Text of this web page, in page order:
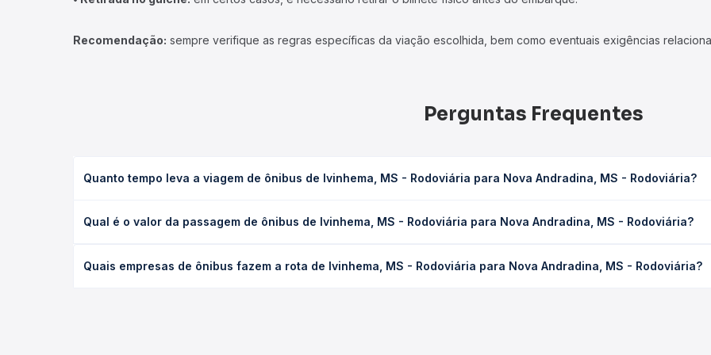
Recomendação: sempre verifique as regras específicas da viação escolhida, bem como eventuais exigências
Perguntas Frequentes
Quanto tempo leva a viagem de ônibus de Ivinhema, MS - Rodoviária para Nova Andradina, MS - Rodoviária?
(convencional, executivo ou leito) e as condições de tráfego. Na Quero Passagem você consulta os horários
Qual é o valor da passagem de ônibus de Ivinhema, MS - Rodoviária para Nova Andradina, MS - Rodoviária?
empresa, o tipo de poltrona e a antecedência da compra. Na Quero Passagem você compara os preços de todas as
Quais empresas de ônibus fazem a rota de Ivinhema, MS - Rodoviária para Nova Andradina, MS - Rodoviária?